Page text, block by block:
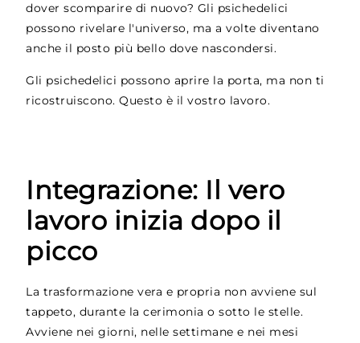
dover scomparire di nuovo? Gli psichedelici
possono rivelare l'universo, ma a volte diventano
anche il posto più bello dove nascondersi.
Gli psichedelici possono aprire la porta, ma non ti
ricostruiscono. Questo è il vostro lavoro.
Integrazione: Il vero
lavoro inizia dopo il
picco
La trasformazione vera e propria non avviene sul
tappeto, durante la cerimonia o sotto le stelle.
Avviene nei giorni, nelle settimane e nei mesi